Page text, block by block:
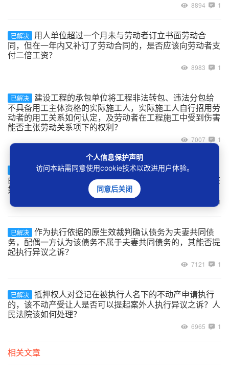
8894 1
已解决
用人单位超过一个月未与劳动者订立书面劳动合
同，但在一年内又补订了劳动合同的，是否应该向劳动者支
付二倍工资？
8983 1
已解决
建设工程的承包单位将工程非法转包、违法分包给
不具备用工主体资格的实际施工人，实际施工人自行招用劳
动者的用工关系如何认定，及劳动者在工程施工中受到伤害
能否主张劳动关系项下的权利？
7007 1
案外人以其与被执行人为合资、合作开发房地产为
由主张对作为执行标的物的不动产排除执行的，人民法院该
如何处理？
1
已解决 作为执行依据的原生效裁判确认债务为夫妻共同债
务，配偶一方认为该债务不属于夫妻共同债务的，其能否提
起执行异议之诉？
7121 1
已解决 抵押权人对登记在被执行人名下的不动产申请执行
的，该不动产受让人是否可以提起案外人执行异议之诉？人
民法院该如何处理？
6965 1
相关文章
个人信息保护声明
访问本站需同意使用cookie技术以改进用户体验。
同意后关闭